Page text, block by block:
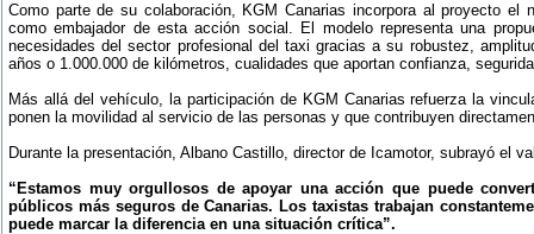
Como parte de su colaboración, KGM Canarias incorpora al proyecto el
como embajador de esta acción social. El modelo representa una
necesidades del sector profesional del taxi gracias a su robustez,
años o 1.000.000 de kilómetros, cualidades que aportan confianza,
Más allá del vehículo, la participación de KGM Canarias refuerza la
ponen la movilidad al servicio de las personas y que contribuyen
Durante la presentación, Albano Castillo, director de Icamotor, subrayó el
“Estamos muy orgullosos de apoyar una acción que puede
públicos más seguros de Canarias. Los taxistas trabajan
puede marcar la diferencia en una situación crítica”.